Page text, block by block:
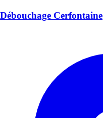
Débouchage Cerfontaine